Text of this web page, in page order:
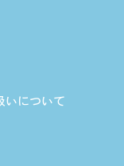
いについて